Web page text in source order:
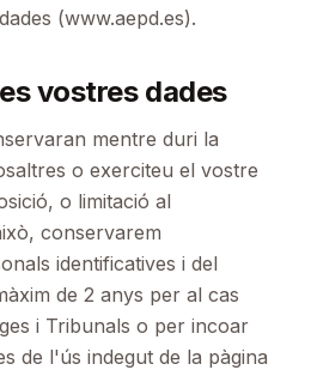
(www.aepd.es).
vostres dades
mentre duri la
o exerciteu el vostre
o limitació al
conservarem
identificatives i del
de 2 anys per al cas
i Tribunals o per incoar
de l'ús indegut de la pàgina